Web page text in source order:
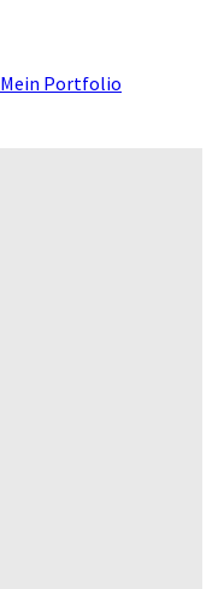
Mein Portfolio